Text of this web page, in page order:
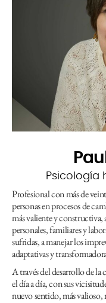
Psicología
Profesional con más de
personas en procesos de
más valiente y constructiva,
personales, familiares y
sufridas, a manejar los
adaptativas y
A través del desarrollo de la
el día a día, con sus
nuevo sentido, más